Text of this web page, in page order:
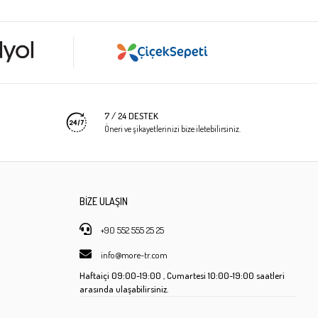
7 / 24 DESTEK
Öneri ve şikayetlerinizi bize iletebilirsiniz.
BİZE ULAŞIN
+90 552 555 25 25
info@more-tr.com
Haftaiçi 09:00-19:00 , Cumartesi10:00-19:00 saatleri
arasında ulaşabilirsiniz.